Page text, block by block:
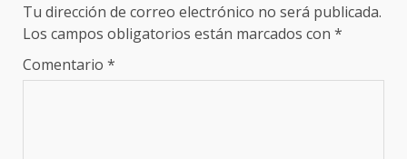
Tu dirección de correo electrónico no será publicada.
Los campos obligatorios están marcados con *
Comentario *